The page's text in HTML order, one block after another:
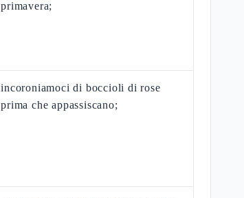
primavera;
incoroniamoci di boccioli di rose
prima che appassiscano;